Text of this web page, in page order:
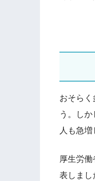
おそらく
う。し
人も急増
厚生労
表しまし